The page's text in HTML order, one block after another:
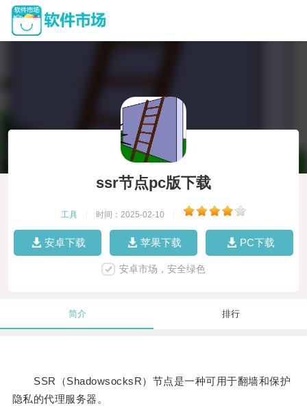
ssr节点pc版下载
工具 时间：2025-02-10
安卓下载 苹果下载 PC下载
安卓市场，安全绿色
简介 排行
SSR（ShadowsocksR）节点是一种可用于翻墙和保护
隐私的代理服务器。